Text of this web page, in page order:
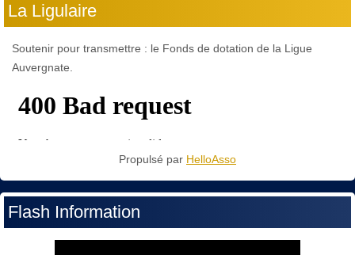
La Ligulaire
Soutenir pour transmettre : le Fonds de dotation de la Ligue
Auvergnate.
Propulsé par HelloAsso
Flash Information